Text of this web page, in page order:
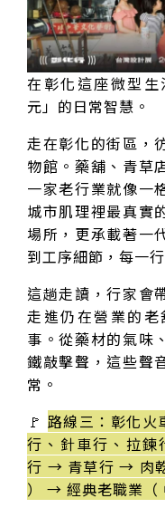
在彰化這座微型
元」的日常智慧。
走在彰化的街區，
物館。藥舖、青草
一家老行業就像一
城市肌理裡最真實
場所，更承載著一
到工序細節，每一
這趟走讀，行家會
走進仍在營業的
事。從藥材的氣味
鐵敲擊聲，這些聲
常。
🚩 路線三：彰化
行、針車行、拉
行 → 青草行 → 肉
） → 經典老職業（